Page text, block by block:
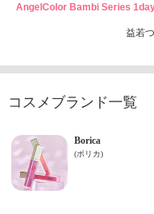
AngelColor Bambi Series
益若
コスメブランド一覧